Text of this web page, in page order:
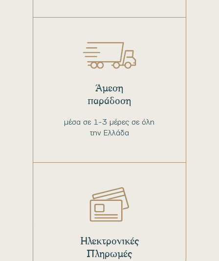
μέσα σε 1-3 μέρες σε όλη
την Ελλάδα
Άμεση
παράδοση
Ηλεκτρονικές
Πληρωμές